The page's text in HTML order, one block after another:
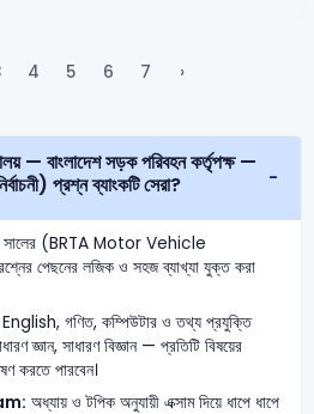
4 5 6 7 ›
— বাংলাদেশ সড়ক পরিবহন কর্তৃপক্ষ —
প্রশ্ন ব্যাংকটি সেরা?
(BRTA Motor Vehicle
পেছনের লজিক ও সহজ ব্যাখ্যা যুক্ত করা
English, গণিত, কম্পিউটার ও তথ্য প্রযুক্তি
সাধারণ বিজ্ঞান — প্রতিটি বিষয়ের
করতে পারবেন।
অধ্যায় ও টপিক অনুযায়ী এক্সাম দিয়ে ধাপে ধাপে